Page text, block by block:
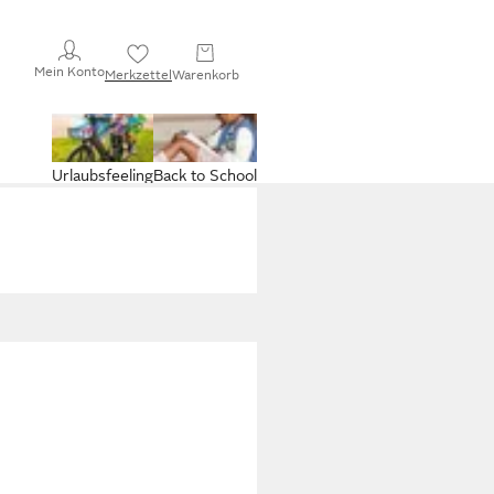
Mein KontoMerkzettelWarenkorb
Back to School
Urlaubsfeeling